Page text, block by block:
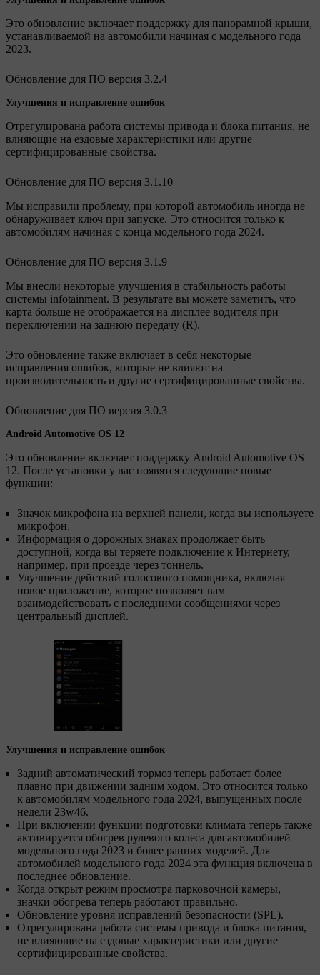
Это обновление включает поддержку для панорамной крыши,
устанавливаемой на автомобили начиная с модельного года
2023.
Обновление для ПО версия 3.2.4
Улучшения и исправление ошибок
Отрегулирована работа системы привода и блока питания, не
влияющие на ездовые характеристики или другие
сертифицированные свойства.
Обновление для ПО версия 3.1.10
Мы исправили проблему, при которой автомобиль иногда не
обнаруживает ключ при запуске. Это относится только к
автомобилям начиная с конца модельного года 2024.
Обновление для ПО версия 3.1.9
Мы внесли некоторые улучшения в стабильность работы
системы infotainment. В результате вы можете заметить, что
карта больше не отображается на дисплее водителя при
переключении на заднюю передачу (R).
Это обновление также включает в себя некоторые
исправления ошибок, которые не влияют на
производительность и другие сертифицированные свойства.
Обновление для ПО версия 3.0.3
Android Automotive OS 12
Это обновление включает поддержку Android Automotive OS
12. После установки у вас появятся следующие новые
функции:
Значок микрофона на верхней панели, когда вы используете
микрофон.
Информация о дорожных знаках продолжает быть
доступной, когда вы теряете подключение к Интернету,
например, при проезде через тоннель.
Улучшение действий голосового помощника, включая
новое приложение, которое позволяет вам
взаимодействовать с последними сообщениями через
центральный дисплей.
Улучшения и исправление ошибок
Задний автоматический тормоз теперь работает более
плавно при движении задним ходом. Это относится только
к автомобилям модельного года 2024, выпущенных после
недели 23w46.
При включении функции подготовки климата теперь также
активируется обогрев рулевого колеса для автомобилей
модельного года 2023 и более ранних моделей. Для
автомобилей модельного года 2024 эта функция включена в
последнее обновление.
Когда открыт режим просмотра парковочной камеры,
значки обогрева теперь работают правильно.
Обновление уровня исправлений безопасности (SPL).
Отрегулирована работа системы привода и блока питания,
не влияющие на ездовые характеристики или другие
сертифицированные свойства.